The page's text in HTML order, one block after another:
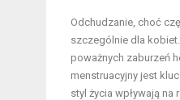
Odchudzanie, choć
szczególnie dla
poważnych zaburzeń
menstruacyjny jest
styl życia wpływają